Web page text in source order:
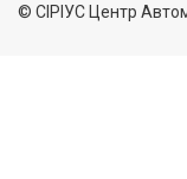
© СІРІУС Центр